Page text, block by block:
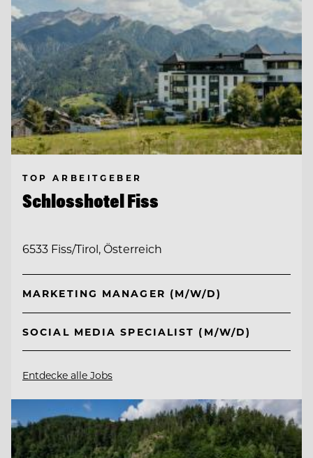
TOP ARBEITGEBER
Schlosshotel Fiss
6533 Fiss/Tirol, Österreich
MARKETING MANAGER (M/W/D)
SOCIAL MEDIA SPECIALIST (M/W/D)
Entdecke alle Jobs